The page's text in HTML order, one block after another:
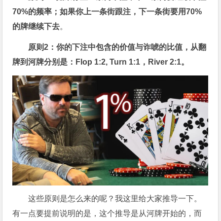
70%的频率；如果你上一条街跟注，下一条街要用70%
的牌继续下去。
原则2：你的下注中包含的价值与诈唬的比值，从翻
牌到河牌分别是：Flop 1:2, Turn 1:1，River 2:1。
这些原则是怎么来的呢？我这里给大家推导一下。
有一点要提前说明的是，这个推导是从河牌开始的，而